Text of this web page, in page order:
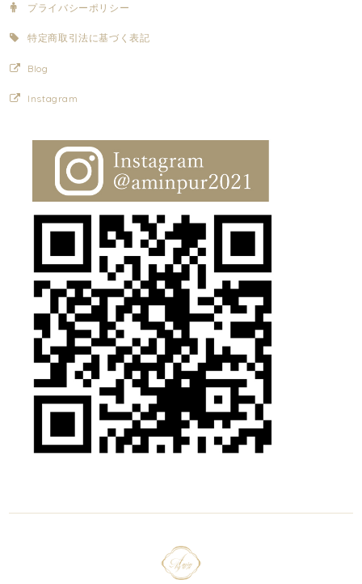
プライバシーポリシー
特定商取引法に基づく表記
Blog
Instagram